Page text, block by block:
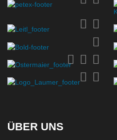
ÜBER UNS